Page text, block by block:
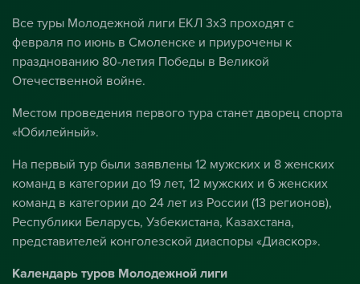
Все туры Молодежной лиги ЕКЛ 3х3 проходят с
февраля по июнь в Смоленске и приурочены к
празднованию 80-летия Победы в Великой
Отечественной войне.
Местом проведения первого тура станет дворец спорта
«Юбилейный».
На первый тур были заявлены 12 мужских и 8 женских
команд в категории до 19 лет, 12 мужских и 6 женских
команд в категории до 24 лет из России (13 регионов),
Республики Беларусь, Узбекистана, Казахстана,
представителей конголезской диаспоры «Диаскор».
Календарь туров Молодежной лиги